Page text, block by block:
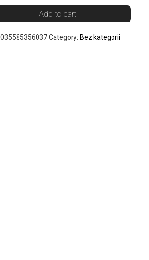
Add to cart
035585356037Category: Bez kategorii